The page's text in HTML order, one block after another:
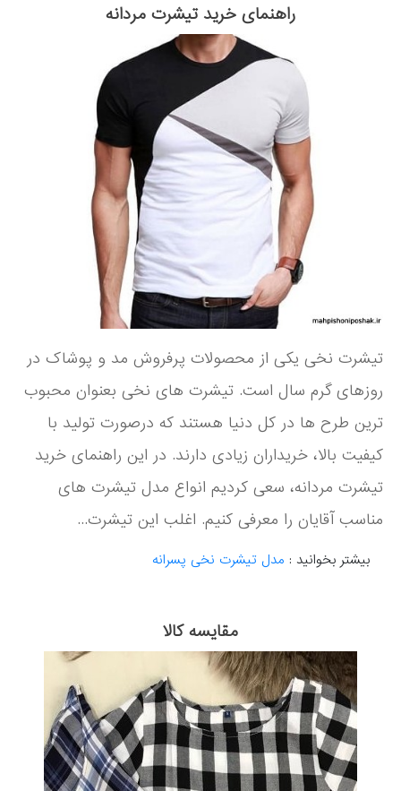
راهنمای خرید تیشرت مردانه
تیشرت نخی یکی از محصولات پرفروش مد و پوشاک در
روزهای گرم سال است. تیشرت های نخی بعنوان محبوب
ترین طرح ها در کل دنیا هستند که درصورت تولید با
کیفیت بالا، خریداران زیادی دارند. در این راهنمای خرید
تیشرت مردانه، سعی کردیم انواع مدل تیشرت های
مناسب آقایان را معرفی کنیم. اغلب این تیشرت...
بیشتر بخوانید : مدل تیشرت نخی پسرانه
مقایسه کالا